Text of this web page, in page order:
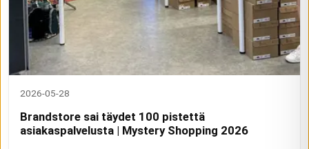
2026-05-28
Brandstore sai täydet 100 pistettä
asiakaspalvelusta | Mystery Shopping 2026